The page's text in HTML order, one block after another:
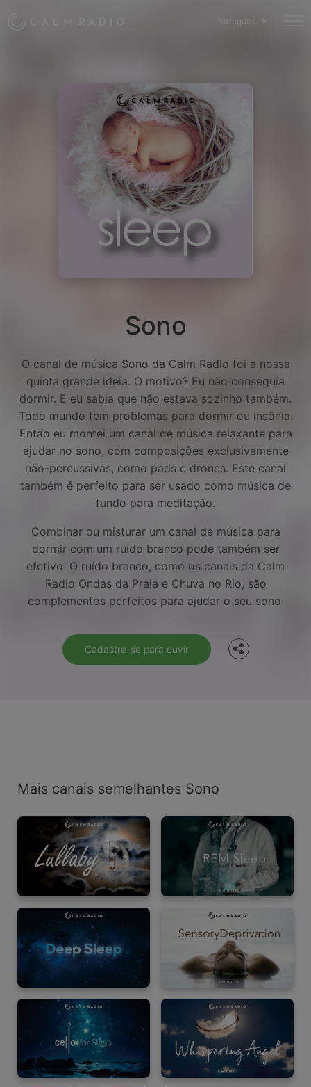
Sono
O canal de música Sono da Calm Radio foi a nossa
quinta grande ideia. O motivo? Eu não conseguia
dormir. E eu sabia que não estava sozinho também.
Todo mundo tem problemas para dormir ou insônia.
Então eu montei um canal de música relaxante para
ajudar no sono, com composições exclusivamente
não-percussivas, como pads e drones. Este canal
também é perfeito para ser usado como música de
fundo para meditação.
Combinar ou misturar um canal de música para
dormir com um ruído branco pode também ser
efetivo. O ruído branco, como os canais da Calm
Radio Ondas da Praia e Chuva no Rio, são
complementos perfeitos para ajudar o seu sono.
Cadastre-se para ouvir
Facebook
Twitter
Mais canais semelhantes Sono